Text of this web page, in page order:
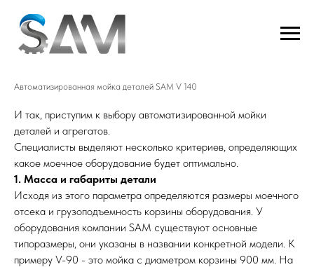
Что важно учитывать при выборе
мойки для деталей!?
Автоматизированная мойка деталей SAM V 140
И так, приступим к выбору автоматизированной мойки
деталей и агрегатов.
Специалисты выделяют несколько критериев, определяющих
какое моечное оборудование будет оптимально.
1. Масса и габариты детали
Исходя из этого параметра определяются размеры моечного
отсека и грузоподъемность корзины оборудования. У
оборудования компании SAM существуют основные
типоразмеры, они указаны в названии конкретной модели. К
примеру V-90 - это мойка с диаметром корзины 900 мм. На